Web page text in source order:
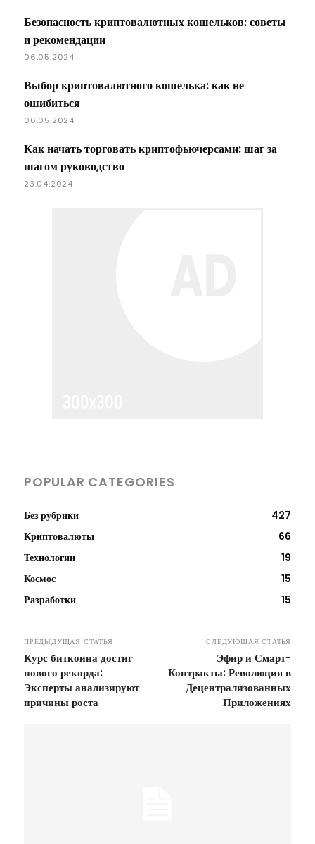
Безопасность криптовалютных кошельков: советы
и рекомендации
06.05.2024
Выбор криптовалютного кошелька: как не
ошибиться
06.05.2024
Как начать торговать криптофьючерсами: шаг за
шагом руководство
23.04.2024
POPULAR CATEGORIES
Без рубрики
427
Криптовалюты
66
Технологии
19
Космос
15
Разработки
15
ПРЕДЫДУЩАЯ СТАТЬЯ
Курс биткоина достиг
нового рекорда:
Эксперты анализируют
причины роста
СЛЕДУЮЩАЯ СТАТЬЯ
Эфир и Смарт-
Контракты: Революция в
Децентрализованных
Приложениях